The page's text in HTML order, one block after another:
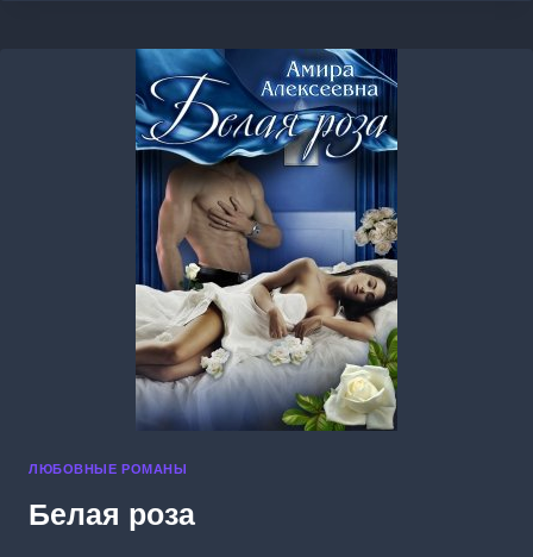
КАК
СКРЫТЬ
БЕРЕМЕННОСТЬ
ОТ
БОССА
ЛЮБОВНЫЕ РОМАНЫ
Белая роза